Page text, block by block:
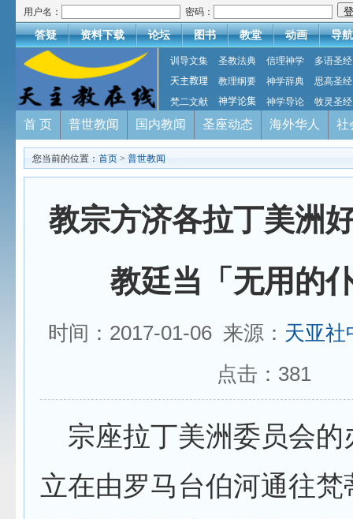
用户名： 密码：
答疑 资料下载 论坛 图书 教堂 动画 导航
训导文集 圣教法典 信理神学
多语圣经
天主教理
教理纲要 神学辞典
思高圣经
梵二文献
神学论集 神学导论 牧灵圣经
首 页 普世教闻 国内教闻 圣座动态 海外华人 社
您当前的位置： 首页 > 普世教闻
教宗方济各拉丁美洲
教廷当「无用的
时间：2017-01-06 来源： 天亚社
点击： 381
宗座拉丁美洲委员会的
立在由罗马台伯河通往梵